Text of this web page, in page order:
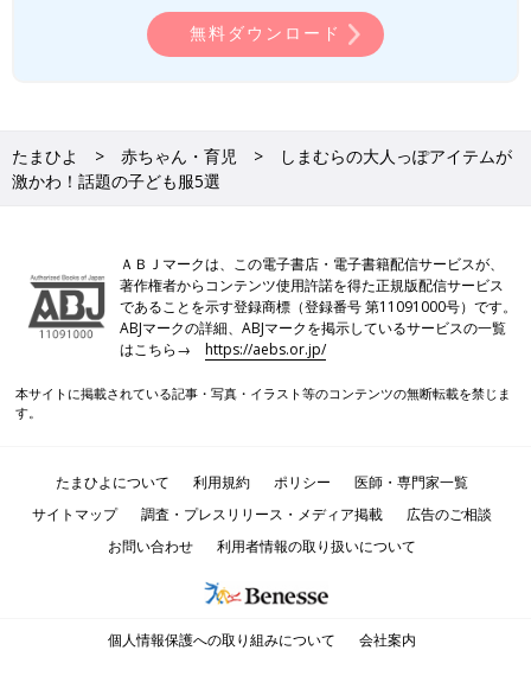
無料ダウンロード
たまひよ 赤ちゃん・育児
しまむらの大人っぽアイテムが
激かわ！話題の子ども服5選
ＡＢＪマークは、この電子書店・電子書籍配信サービスが、
著作権者からコンテンツ使用許諾を得た正規版配信サービス
であることを示す登録商標（登録番号 第11091000号）です。
ABJマークの詳細、ABJマークを掲示しているサービスの一覧
はこちら→https://aebs.or.jp/
本サイトに掲載されている記事・写真・イラスト等のコンテンツの無断転載を禁じま
す。
たまひよについて 利用規約 ポリシー
医師・専門家一覧
サイトマップ
調査・プレスリリース・メディア掲載
広告のご相談
お問い合わせ
利用者情報の取り扱いについて
個人情報保護への取り組みについて 会社案内